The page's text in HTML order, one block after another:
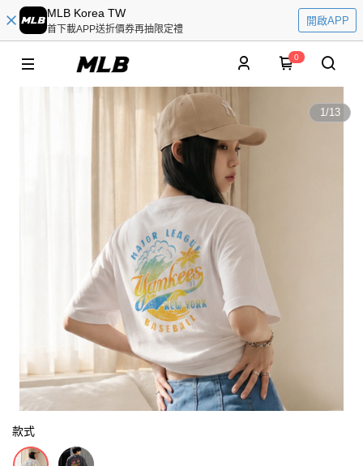
MLB Korea TW
首下載APP送折價券再抽限定禮
開啟APP
0
1/13
款式